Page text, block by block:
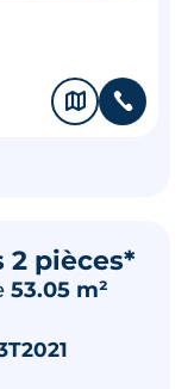
🗞 📞
pièces*
53.05 m²